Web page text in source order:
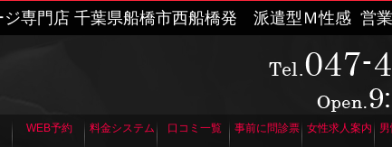
専門店 千葉県船橋市西船橋発 派遣型Ｍ性感 営
WEB予約 料金システム 口コミ一覧 事前に問診票 女性求人案内